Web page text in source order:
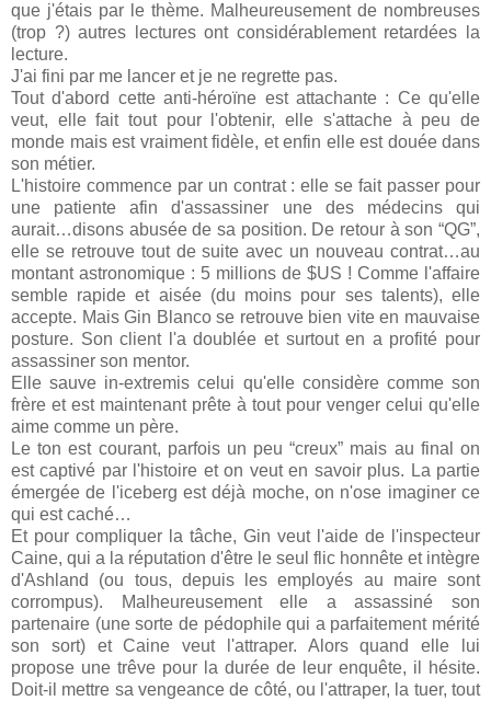
que j'étais par le thème. Malheureusement de nombreuses
(trop ?) autres lectures ont considérablement retardées la
lecture.
J'ai fini par me lancer et je ne regrette pas.
Tout d'abord cette anti-héroïne est attachante : Ce qu'elle
veut, elle fait tout pour l'obtenir, elle s'attache à peu de
monde mais est vraiment fidèle, et enfin elle est douée dans
son métier.
L'histoire commence par un contrat : elle se fait passer pour
une patiente afin d'assassiner une des médecins qui
aurait…disons abusée de sa position. De retour à son “QG”,
elle se retrouve tout de suite avec un nouveau contrat…au
montant astronomique : 5 millions de $US ! Comme l'affaire
semble rapide et aisée (du moins pour ses talents), elle
accepte. Mais Gin Blanco se retrouve bien vite en mauvaise
posture. Son client l'a doublée et surtout en a profité pour
assassiner son mentor.
Elle sauve in-extremis celui qu'elle considère comme son
frère et est maintenant prête à tout pour venger celui qu'elle
aime comme un père.
Le ton est courant, parfois un peu “creux” mais au final on
est captivé par l'histoire et on veut en savoir plus. La partie
émergée de l'iceberg est déjà moche, on n'ose imaginer ce
qui est caché…
Et pour compliquer la tâche, Gin veut l'aide de l'inspecteur
Caine, qui a la réputation d'être le seul flic honnête et intègre
d'Ashland (ou tous, depuis les employés au maire sont
corrompus). Malheureusement elle a assassiné son
partenaire (une sorte de pédophile qui a parfaitement mérité
son sort) et Caine veut l'attraper. Alors quand elle lui
propose une trêve pour la durée de leur enquête, il hésite.
Doit-il mettre sa vengeance de côté, ou l'attraper, la tuer, tout